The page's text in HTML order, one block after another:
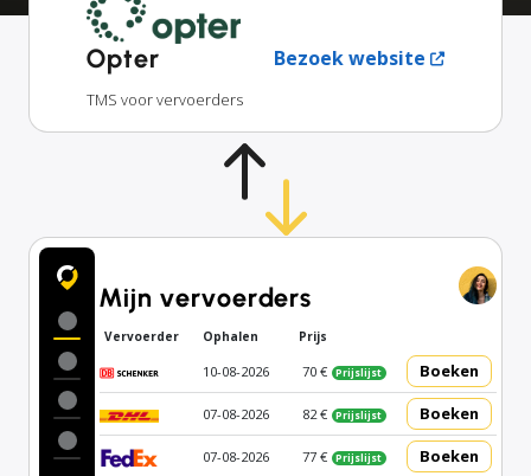
Opter Bezoek website
TMS voor vervoerders
Mijn vervoerders
Vervoerder Ophalen Prijs
10-08-2026 70 € Prijslijst Boeken
07-08-2026 82 € Prijslijst Boeken
07-08-2026 77 € Prijslijst Boeken